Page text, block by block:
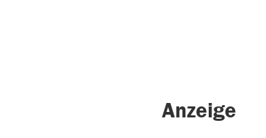
Anzeige